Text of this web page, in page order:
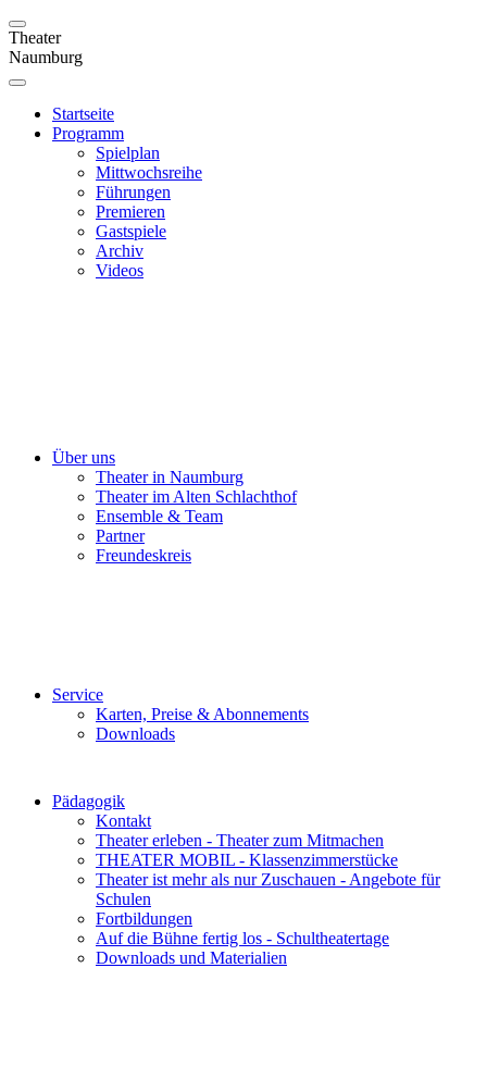
Theater
Naumburg
Startseite
Programm
Spielplan
Mittwochsreihe
Führungen
Premieren
Gastspiele
Archiv
Videos
Über uns
Theater in Naumburg
Theater im Alten Schlachthof
Ensemble & Team
Partner
Freundeskreis
Service
Karten, Preise & Abonnements
Downloads
Pädagogik
Kontakt
Theater erleben - Theater zum Mitmachen
THEATER MOBIL - Klassenzimmerstücke
Theater ist mehr als nur Zuschauen - Angebote für
Schulen
Fortbildungen
Auf die Bühne fertig los - Schultheatertage
Downloads und Materialien